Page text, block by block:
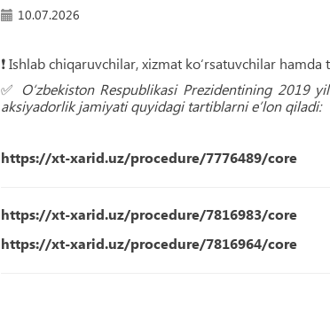
10.07.2026
❗️ Ishlab chiqaruvchilar, xizmat ko‘rsatuvchilar
✅ O‘zbekiston Respublikasi Prezidentining 2019
aksiyadorlik jamiyati quyidagi tartiblarni eʼlon qiladi:
https://xt-xarid.uz/procedure/7776489/core
https://xt-xarid.uz/procedure/7816983/core
https://xt-xarid.uz/procedure/7816964/core